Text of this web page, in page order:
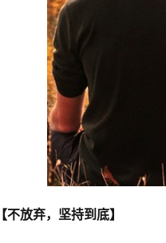
【不放弃，坚持到底】